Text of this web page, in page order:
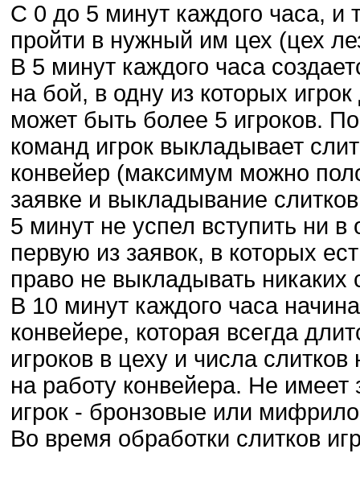
С 0 до 5 минут каждого часа, и
пройти в нужный им цех (цех
В 5 минут каждого часа
на бой, в одну из которых
может быть более 5 игроков.
команд игрок выкладывает
конвейер (максимум можно
заявке и выкладывание
5 минут не успел вступить ни в
первую из заявок, в которых
право не выкладывать никаких
В 10 минут каждого часа
конвейере, которая всегда
игроков в цеху и числа
на работу конвейера. Не
игрок - бронзовые или
Во время обработки слитков